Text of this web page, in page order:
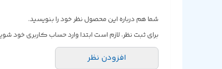
شما هم درباره این محصول نظر خود را بنویسید.
برای ثبت نظر، لازم است ابتدا وارد حساب کاربری خود
افزودن نظر